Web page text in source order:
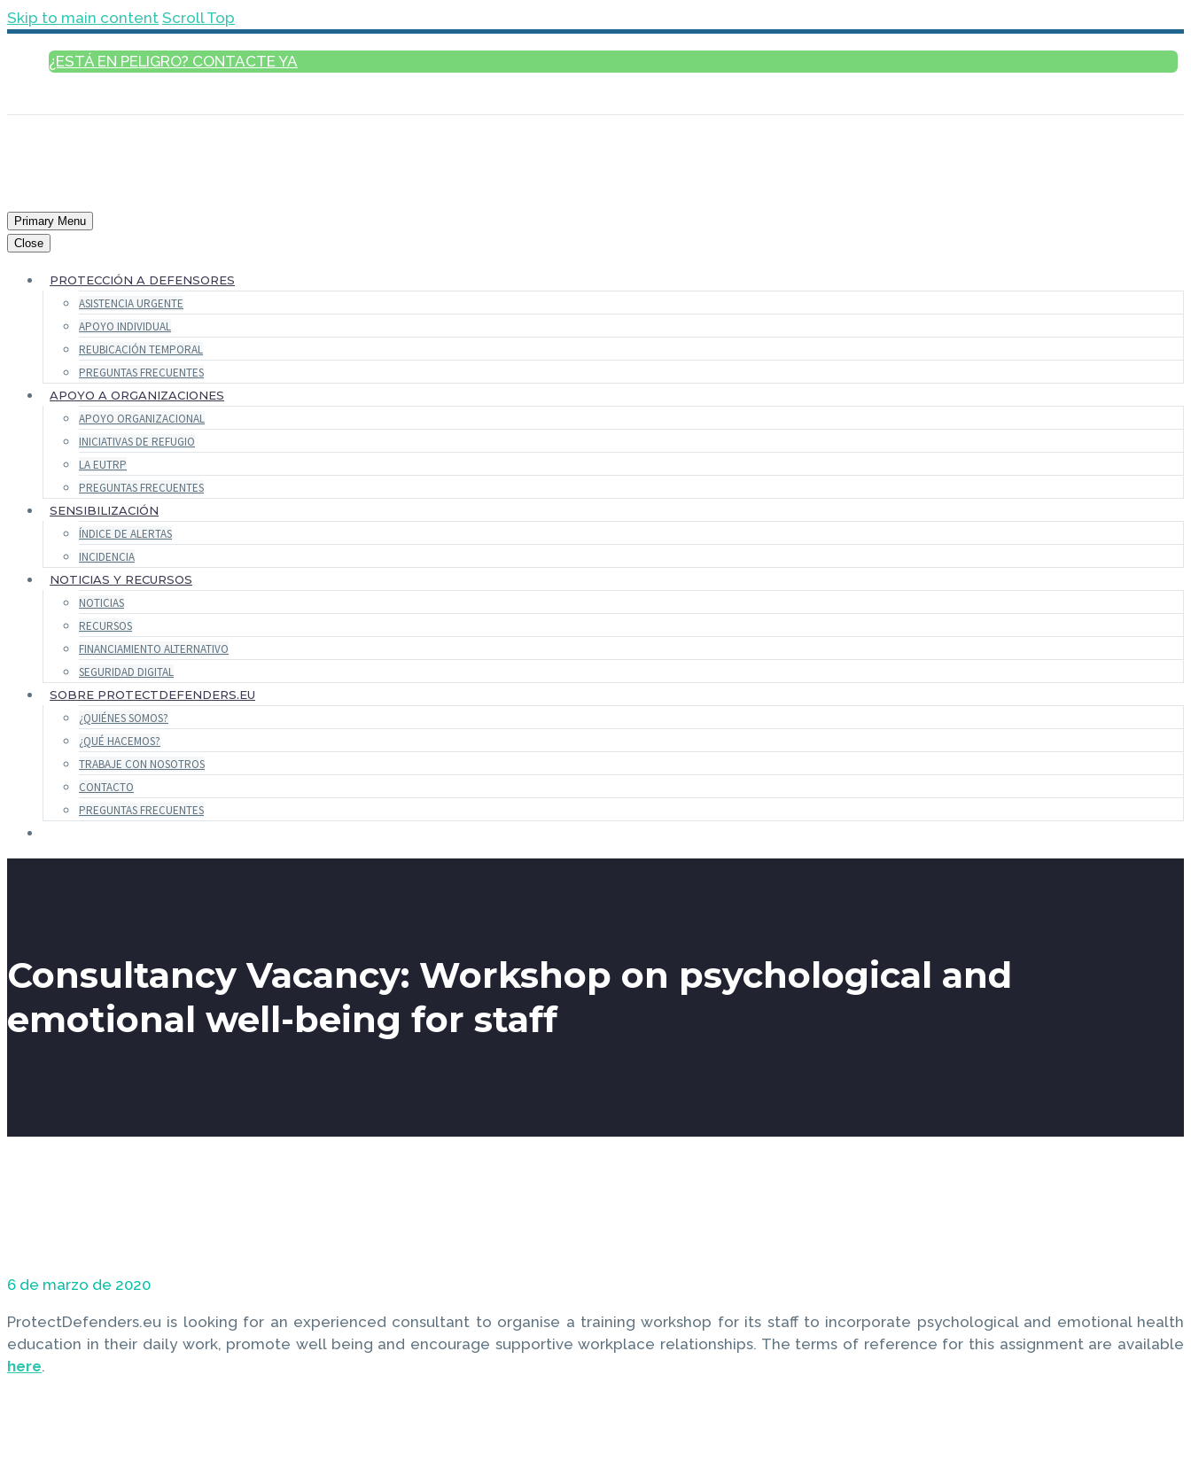
Skip to main content Scroll Top
¿ESTÁ EN PELIGRO? CONTACTE YA
Primary Menu
Close
PROTECCIÓN A DEFENSORES
ASISTENCIA URGENTE
APOYO INDIVIDUAL
REUBICACIÓN TEMPORAL
PREGUNTAS FRECUENTES
APOYO A ORGANIZACIONES
APOYO ORGANIZACIONAL
INICIATIVAS DE REFUGIO
LA EUTRP
PREGUNTAS FRECUENTES
SENSIBILIZACIÓN
ÍNDICE DE ALERTAS
INCIDENCIA
NOTICIAS Y RECURSOS
NOTICIAS
RECURSOS
FINANCIAMIENTO ALTERNATIVO
SEGURIDAD DIGITAL
SOBRE PROTECTDEFENDERS.EU
¿QUIÉNES SOMOS?
¿QUÉ HACEMOS?
TRABAJE CON NOSOTROS
CONTACTO
PREGUNTAS FRECUENTES
Consultancy Vacancy: Workshop on psychological and
emotional well-being for staff
6 de marzo de 2020
ProtectDefenders.eu is looking for an experienced consultant to organise a training workshop for its staff to incorporate psychological and emotional health
education in their daily work, promote well being and encourage supportive workplace relationships. The terms of reference for this assignment are available
here.